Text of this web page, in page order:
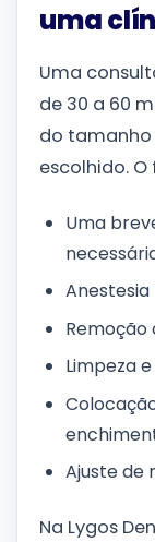
uma
Uma
de 30 a 60
do
escolhido. O
Uma
Limpeza
Ajuste de
Na Lygos